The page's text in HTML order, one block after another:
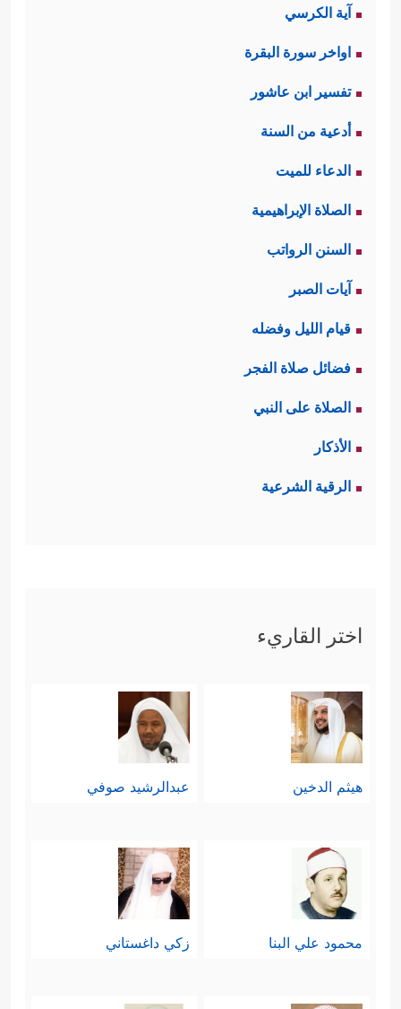
آية الكرسي
اواخر سورة البقرة
تفسير ابن عاشور
أدعية من السنة
الدعاء للميت
الصلاة الإبراهيمية
السنن الرواتب
آيات الصبر
قيام الليل وفضله
فضائل صلاة الفجر
الصلاة على النبي
الأذكار
الرقية الشرعية
اختر القاريء
هيثم الدخين عبدالرشيد صوفي
محمود علي البنا زكي داغستاني